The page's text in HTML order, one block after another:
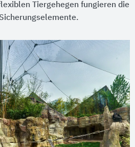
Tiergehegen fungieren die